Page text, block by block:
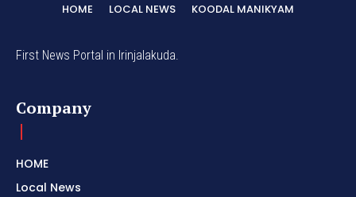
HOME LOCAL NEWS KOODAL MANIKYAM
First News Portal in Irinjalakuda.
Company
HOME
Local News